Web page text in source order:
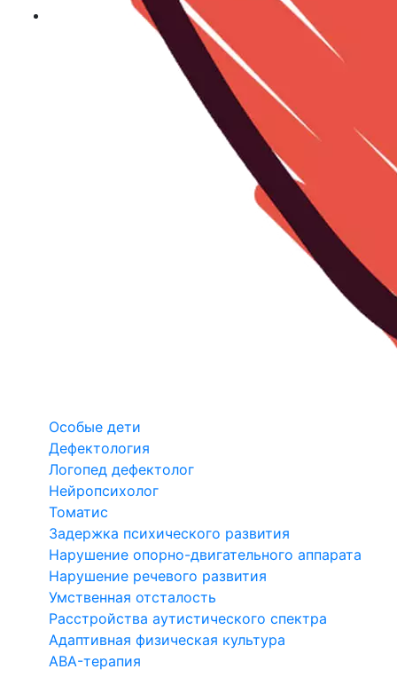
Особые дети
Дефектология
Логопед дефектолог
Нейропсихолог
Томатис
Задержка психического развития
Нарушение опорно-двигательного аппарата
Нарушение речевого развития
Умственная отсталость
Расстройства аутистического спектра
Адаптивная физическая культура
ABA-терапия